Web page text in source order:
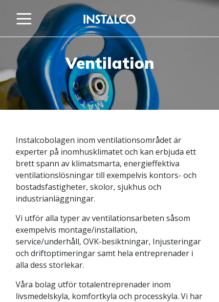
Hoppa till innehåll
Ventilation
Instalcobolagen inom ventilationsområdet är
experter på inomhusklimatet och kan erbjuda ett
brett spann av klimatsmarta, energieffektiva
ventilationslösningar till exempelvis kontors- och
bostadsfastigheter, skolor, sjukhus och
industrianläggningar.
Vi utför alla typer av ventilationsarbeten såsom
exempelvis montage/installation,
service/underhåll, OVK-besiktningar, Injusteringar
och driftoptimeringar samt hela entreprenader i
alla dess storlekar.
Våra bolag utför totalentreprenader inom
livsmedelskyla, komfortkyla och processkyla. Vi har